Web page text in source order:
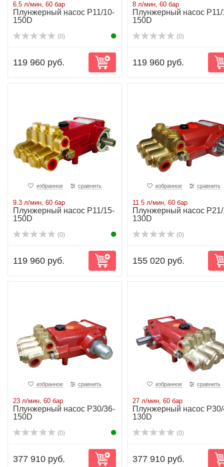
6.5 л/мин, 60 бар
Плунжерный насос P11/10-
150D
(0)
119 960 руб.
8 л/мин, 60 бар
Плунжерный насос P11/
150D
(0)
119 960 руб.
избранное сравнить
9.3 л/мин, 60 бар
Плунжерный насос P11/15-
150D
(0)
119 960 руб.
избранное сравнить
11.5 л/мин, 60 бар
Плунжерный насос
130D
(0)
155 020 руб.
избранное сравнить
23 л/мин, 60 бар
Плунжерный насос P30/36-
150D
(0)
377 910 руб.
избранное сравнить
27 л/мин, 60 бар
Плунжерный насос
130D
(0)
377 910 руб.